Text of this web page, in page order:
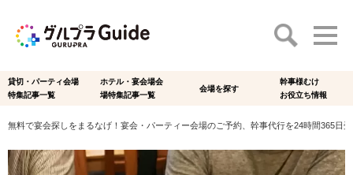
貸切・パーティ会場
特集記事一覧
ホテル・宴会場会
場特集記事一覧
会場を探す
幹事様むけ
お役立ち情報
無料で宴会探しをまるなげ！宴会・パーティー会場のご予約、幹事代行を24時間365日